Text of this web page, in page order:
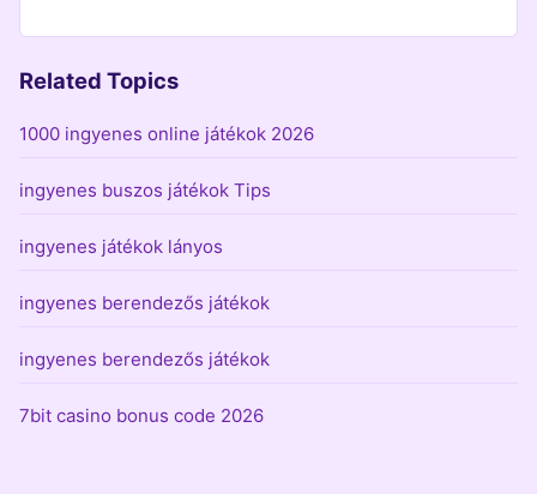
Related Topics
1000 ingyenes online játékok 2026
ingyenes buszos játékok Tips
ingyenes játékok lányos
ingyenes berendezős játékok
ingyenes berendezős játékok
7bit casino bonus code 2026